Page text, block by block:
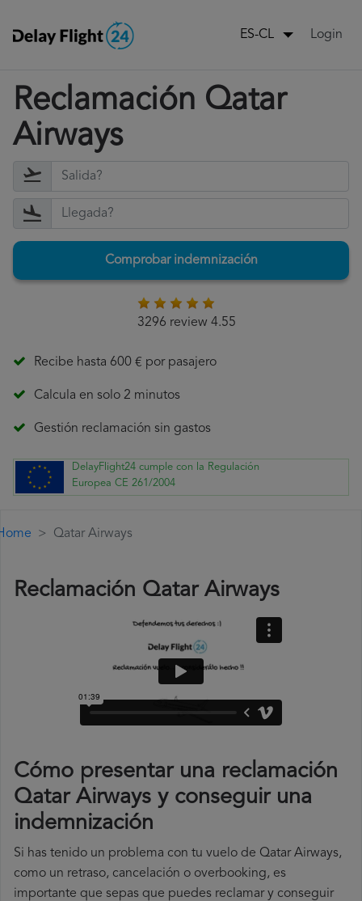
ES-CL Login
Reclamación Qatar
Airways
Comprobar indemnización
3296 review 4.55
Recibe hasta 600 € por pasajero
Calcula en solo 2 minutos
Gestión reclamación sin gastos
DelayFlight24 cumple con la Regulación
Europea CE 261/2004
Qatar Airways
Reclamación Qatar Airways
Cómo presentar una reclamación
Qatar Airways y conseguir una
indemnización
Si has tenido un problema con tu vuelo de Qatar Airways,
como un retraso, cancelación o overbooking, es
importante que sepas que puedes reclamar y conseguir